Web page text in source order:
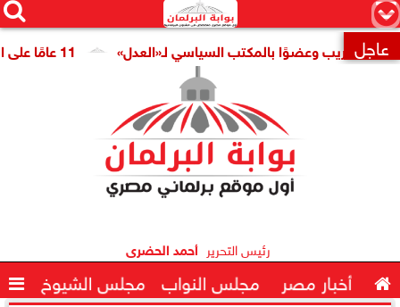
×


 عاجل 11 عامًا على افتتاح قناة السويس الجديدة.. النائبة مروة قنصوة: رؤية الدولة حولت الممر الملاحي إلى مركز اقتصادي عالمي وعضوًا بالمكتب السياسي لـ«العدل»
رئيس التحرير أحمد الحضرى
 أخبار مصر مجلس النواب مجلس الشيوخ 